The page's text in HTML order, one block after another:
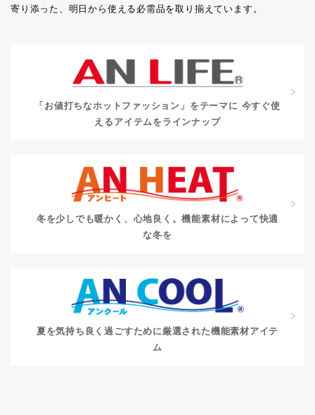
寄り添った、明日から使える必需品を取り揃えています。
「お値打ちなホットファッション」をテーマに 今すぐ使
えるアイテムをラインナップ
冬を少しでも暖かく、心地良く。機能素材によって快適
な冬を
夏を気持ち良く過ごすために 厳選された機能素材アイテ
ム